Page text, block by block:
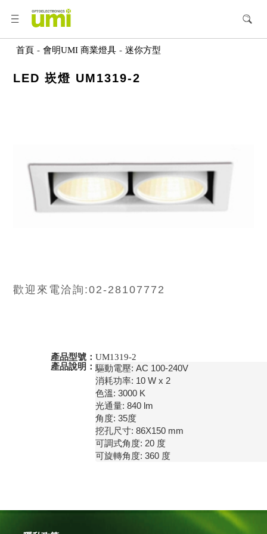
首頁 - 會明UMI 商業燈具 - 迷你方型
LED 崁燈 UM1319-2
歡迎來電洽詢:02-28107772
產品型號： UM1319-2
產品說明： 驅動電壓: AC 100-240V
消耗功率: 10 W x 2
色溫: 3000 K
光通量: 840 lm
角度: 35度
挖孔尺寸: 86X150 mm
可調式角度: 20 度
可旋轉角度: 360 度